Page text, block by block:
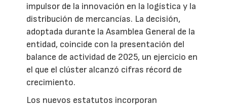
impulsor de la innovación en la logística y la
distribución de mercancías. La decisión,
adoptada durante la Asamblea General de la
entidad, coincide con la presentación del
balance de actividad de 2025, un ejercicio en
el que el clúster alcanzó cifras récord de
crecimiento.
Los nuevos estatutos incorporan